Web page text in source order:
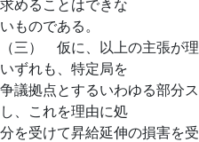
求めることはできな
いものである。
（三） 仮に、以上の主張が
いずれも、特定局を
争議拠点とするいわゆる部分
し、これを理由に処
分を受けて昇給延伸の損害を